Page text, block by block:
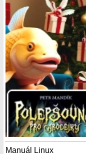
Manuál Linux